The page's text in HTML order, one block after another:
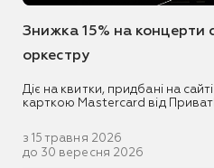
Знижка 15% на концерти
оркестру
Діє на квитки, придбані на
карткою Mastercard від
з 15 травня 2026
до 30 вересня 2026